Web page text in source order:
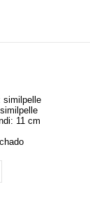
similpelle
11 cm